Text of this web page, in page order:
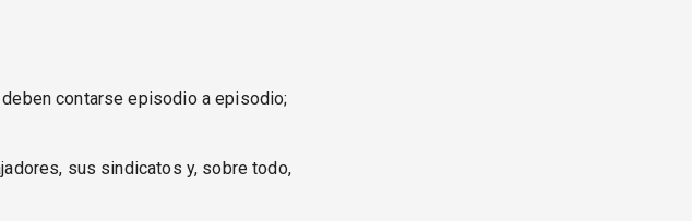
contarse episodio a episodio;
sus sindicatos y, sobre todo,